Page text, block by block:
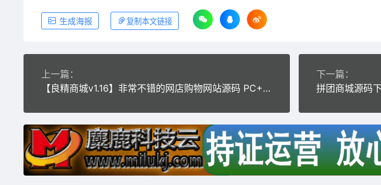
生成海报 复制本文链接
上一篇：
【良精商城v1.16】非常不错的网店购物网站源码 PC+手机端+微网站系统
下一篇：